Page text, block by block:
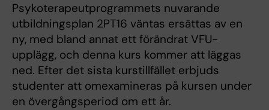
Psykoterapeutprogrammets nuvarande
utbildningsplan 2PT16 väntas ersättas av en
ny, med bland annat ett förändrat VFU-
upplägg, och denna kurs kommer att läggas
ned. Efter det sista kurstillfället erbjuds
studenter att omexamineras på kursen under
en övergångsperiod om ett år.